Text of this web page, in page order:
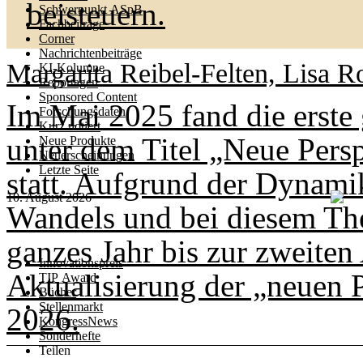
Schwerpunkt ASpB
Fachbeiträge
Corner
Nachrichtenbeiträge
KI-Kolumne
Reportagen
Sponsored Content
Forschungsdaten
Kurz notiert
Neue Produkte
Neuerscheinungen
Letzte Seite
10. August 2026
Innovationspreis
TIP Award
Bücher
Stellenmarkt
KongressNews
Sonderhefte
Teilen
beisteuern.
Margarita Reibel-Felten, Lisa
Im Mai 2025 fand die
unter dem Titel „Neue
statt. Aufgrund der
Wandels und bei diesem
ganzes Jahr bis zur
Aktualisierung der „neuen
2026.